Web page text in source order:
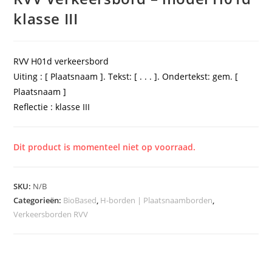
klasse III
RVV H01d verkeersbord
Uiting : [ Plaatsnaam ]. Tekst: [ . . . ]. Ondertekst: gem. [
Plaatsnaam ]
Reflectie : klasse III
Dit product is momenteel niet op voorraad.
SKU: N/B
Categorieën: BioBased, H-borden | Plaatsnaamborden,
Verkeersborden RVV